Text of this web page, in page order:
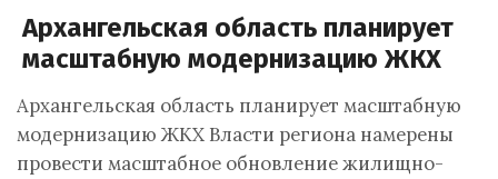
Архангельская область планирует
масштабную модернизацию ЖКХ
Архангельская область планирует масштабную
модернизацию ЖКХ Власти региона намерены
провести масштабное обновление жилищно-